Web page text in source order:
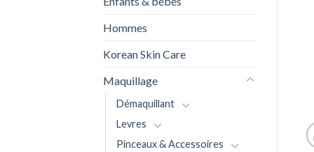
Hommes
Korean Skin Care
Maquillage
Démaquillant
Levres
Pinceaux & Accessoires